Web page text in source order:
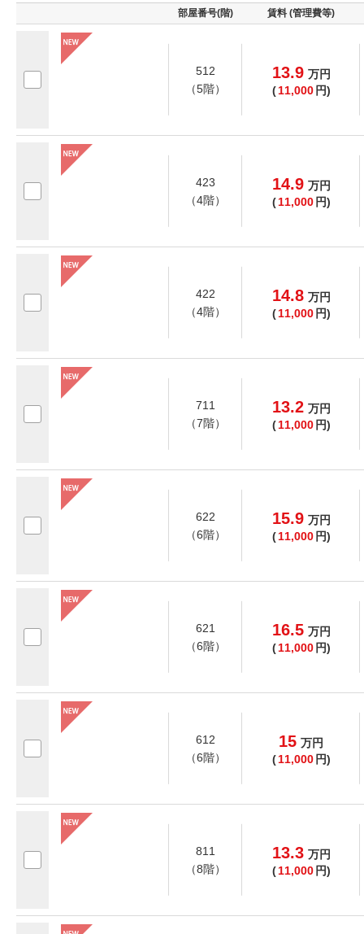
部屋番号(階) 賃料 (管理費等)
512
（5階）
13.9 万円
( 11,000 円)
423
（4階）
14.9 万円
( 11,000 円)
422
（4階）
14.8 万円
( 11,000 円)
711
（7階）
13.2 万円
( 11,000 円)
622
（6階）
15.9 万円
( 11,000 円)
621
（6階）
16.5 万円
( 11,000 円)
612
（6階）
15 万円
( 11,000 円)
811
（8階）
13.3 万円
( 11,000 円)